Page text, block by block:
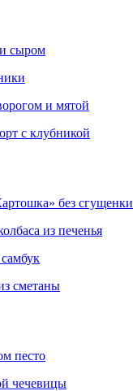
сыром
и мятой
с клубникой
без сгущенки
из печенья
сметаны
песто
чечевицы